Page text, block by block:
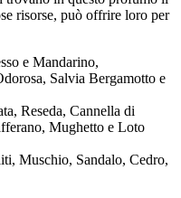
risorse, può offrire loro per
e Mandarino,
Salvia Bergamotto e
Reseda, Cannella di
Mughetto e Loto
Muschio, Sandalo, Cedro,